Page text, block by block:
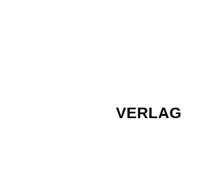
VERLAG